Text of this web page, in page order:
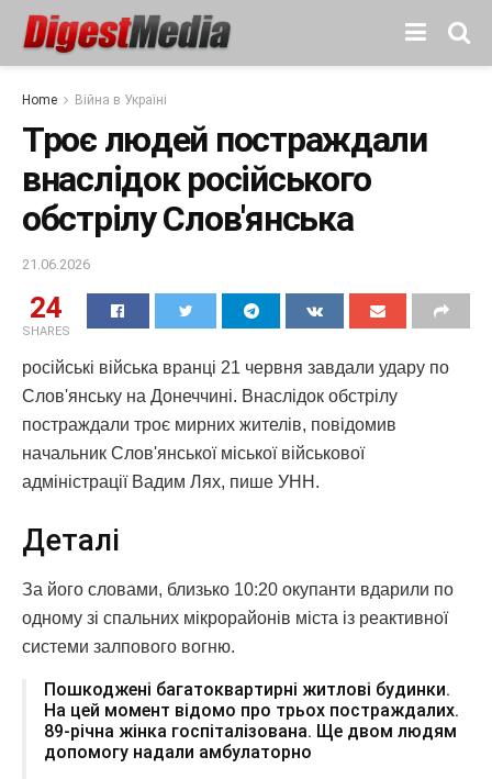
Home Війна в Україні
Троє людей постраждали
внаслідок російського
обстрілу Слов'янська
21.06.2026
24
SHARES
російські війська вранці 21 червня завдали удару по
Слов'янську на Донеччині. Внаслідок обстрілу
постраждали троє мирних жителів, повідомив
начальник Слов'янської міської військової
адміністрації Вадим Лях, пише УНН.
Деталі
За його словами, близько 10:20 окупанти вдарили по
одному зі спальних мікрорайонів міста із реактивної
системи залпового вогню.
Пошкоджені багатоквартирні житлові будинки.
На цей момент відомо про трьох постраждалих.
89-річна жінка госпіталізована. Ще двом людям
допомогу надали амбулаторно